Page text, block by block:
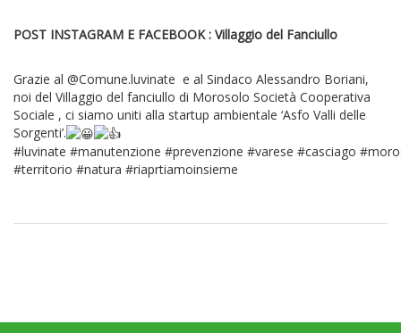
POST INSTAGRAM E FACEBOOK : Villaggio del Fanciullo
Grazie al @Comune.luvinate e al Sindaco Alessandro Boriani,
noi del Villaggio del fanciullo di Morosolo Società Cooperativa
Sociale , ci siamo uniti alla startup ambientale ‘Asfo Valli delle
Sorgenti’.
#luvinate #manutenzione #prevenzione #varese #casciago
#territorio #natura #riaprtiamoinsieme